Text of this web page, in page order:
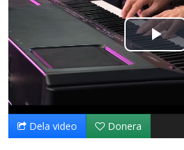
Dela video Donera